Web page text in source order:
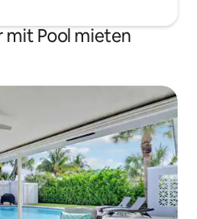
mit Pool mieten